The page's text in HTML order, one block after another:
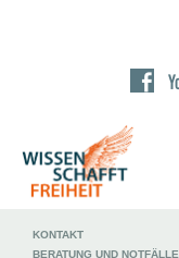
KONTAKT
BERATUNG UND NOTFÄLLE